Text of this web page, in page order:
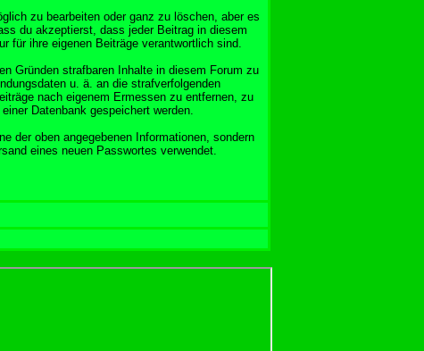
zu bearbeiten oder ganz zu löschen, aber es
du akzeptierst, dass jeder Beitrag in diesem
für ihre eigenen Beiträge verantwortlich sind.
Gründen strafbaren Inhalte in diesem Forum zu
u. ä. an die strafverfolgenden
nach eigenem Ermessen zu entfernen, zu
Datenbank gespeichert werden.
der oben angegebenen Informationen, sondern
eines neuen Passwortes verwendet.